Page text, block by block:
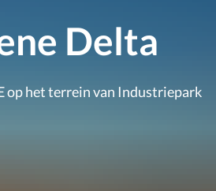
Delta
op het terrein van Industriepark